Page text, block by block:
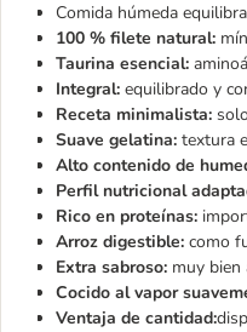
Comida húmeda
100 % filete natural:
Taurina esencial:
Integral: equilibrado y
Receta minimalista:
Suave gelatina: textura
Alto contenido de
Perfil nutricional
Rico en proteínas:
Arroz digestible: como
Extra sabroso: muy bien
Cocido al vapor
Ventaja de cantidad: